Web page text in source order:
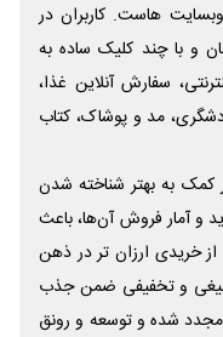
‌هاست. کاربران در
و با چند کلیک ساده به
سفارش آنلاین غذا،
مد و پوشاک، کتاب
کمک به بهتر شناخته شدن
و آمار فروش آن‌ها، باعث
خریدی ارزان تر در ذهن
و تخفیفی ضمن جذب
مجدد شده و توسعه و رونق